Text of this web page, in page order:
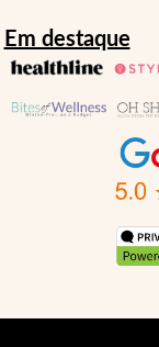
Em destaque